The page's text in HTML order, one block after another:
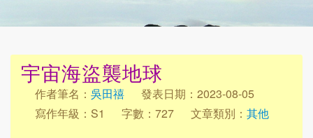
宇宙海盜襲地球
作者筆名： 吳田禧
發表日期：2023-08-05
寫作年級：S1
字數：727 文章類別： 其他